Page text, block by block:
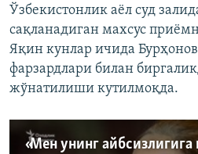
Ўзбекистонлик аёл суд
сақланадиган махсус
Яқин кунлар ичида
фарзардлари билан
жўнатилиши кутилмоқда.
«Мен унинг